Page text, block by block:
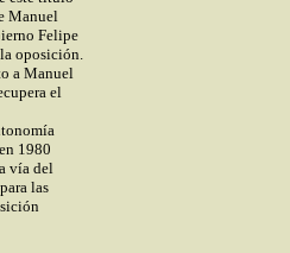
Manuel
Felipe
oposición.
a Manuel
el
1980
vía del
las